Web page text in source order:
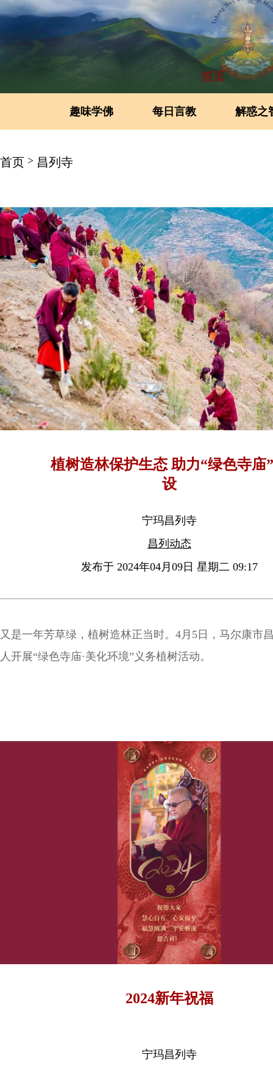
首页
趣味学佛 每日言教 解惑之
首页 > 昌列寺
植树造林保护生态 助力“绿色寺庙”建
设
宁玛昌列寺
昌列动态
发布于 2024年04月09日 星期二 09:17
又是一年芳草绿，植树造林正当时。4月5日，马尔康市
人开展“绿色寺庙·美化环境”义务植树活动。
2024新年祝福
宁玛昌列寺